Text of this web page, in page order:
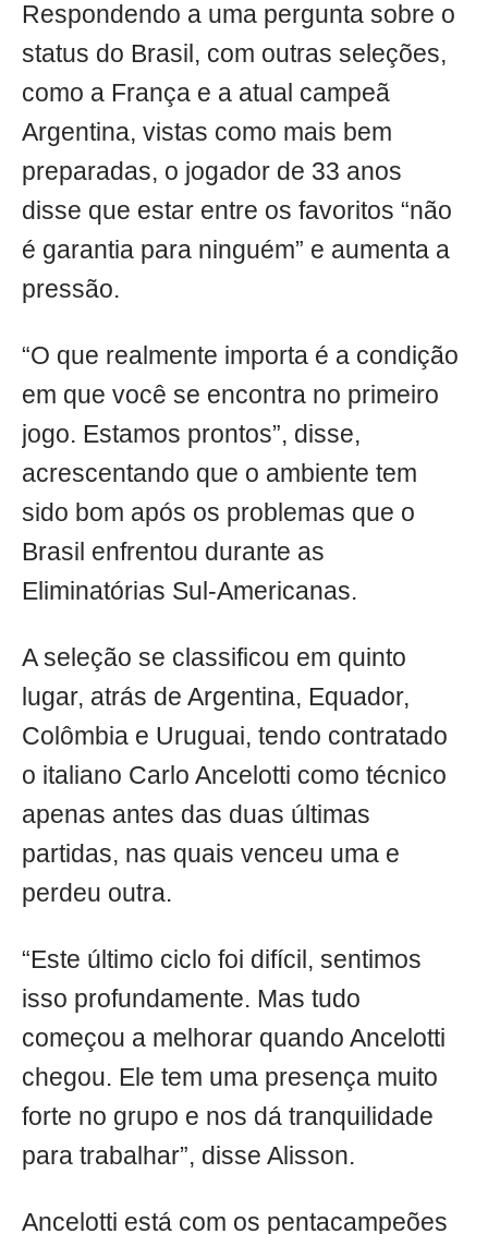
Respondendo a uma pergunta sobre o
status do Brasil, com outras seleções,
como a França e a atual campeã
Argentina, vistas como mais bem
preparadas, o jogador de 33 anos
disse que estar entre os favoritos “não
é garantia para ninguém” e aumenta a
pressão.
“O que realmente importa é a condição
em que você se encontra no primeiro
jogo. Estamos prontos”, disse,
acrescentando que o ambiente tem
sido bom após os problemas que o
Brasil enfrentou durante as
Eliminatórias Sul-Americanas.
A seleção se classificou em quinto
lugar, atrás de Argentina, Equador,
Colômbia e Uruguai, tendo contratado
o italiano Carlo Ancelotti como técnico
apenas antes das duas últimas
partidas, nas quais venceu uma e
perdeu outra.
“Este último ciclo foi difícil, sentimos
isso profundamente. Mas tudo
começou a melhorar quando Ancelotti
chegou. Ele tem uma presença muito
forte no grupo e nos dá tranquilidade
para trabalhar”, disse Alisson.
Ancelotti está com os pentacampeões